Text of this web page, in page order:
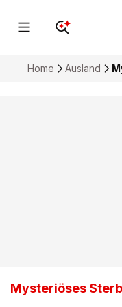
Home Ausland
Mysteriöses